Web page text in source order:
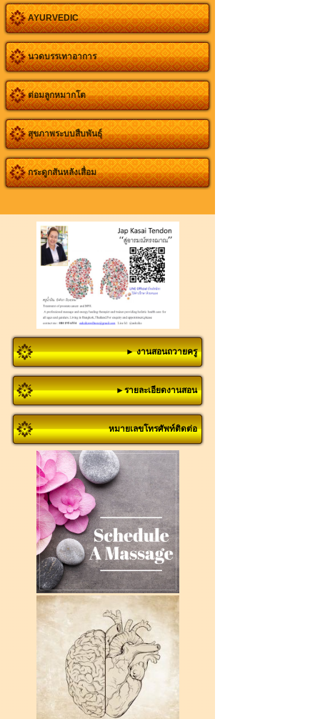
AYURVEDIC
นวดบรรเทาอาการ
ต่อมลูกหมากโต
สุขภาพระบบสืบพันธุ์
กระดูกสันหลังเสื่อม
► งานสอนถวายครู
►รายละเอียดงานสอน
หมายเลขโทรศัพท์ติดต่อ